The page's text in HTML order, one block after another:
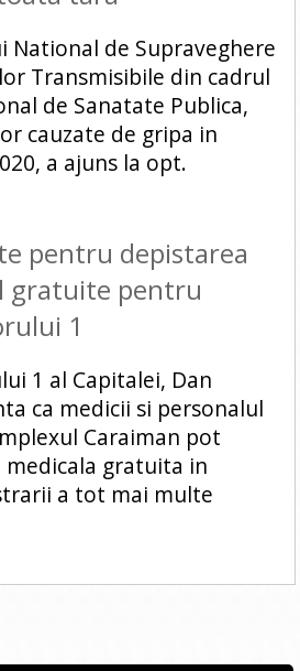
National de Supraveghere
Transmisibile din cadrul
de Sanatate Publica,
cauzate de gripa in
a ajuns la opt.
pentru depistarea
gratuite pentru
1
1 al Capitalei, Dan
ca medicii si personalul
Caraiman pot
gratuita in
a tot mai multe